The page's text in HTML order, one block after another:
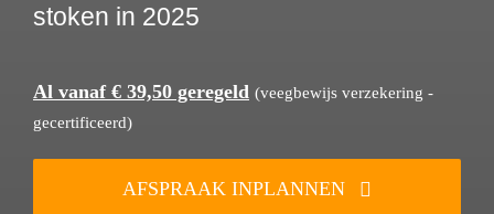
stoken in 2025
Al vanaf € 39,50 geregeld (veegbewijs verzekering -
gecertificeerd)
AFSPRAAK INPLANNEN